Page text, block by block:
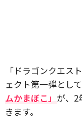
「ドラゴンクエス
ェクト第一弾とし
ムかまぼこ」 が、2
きます。